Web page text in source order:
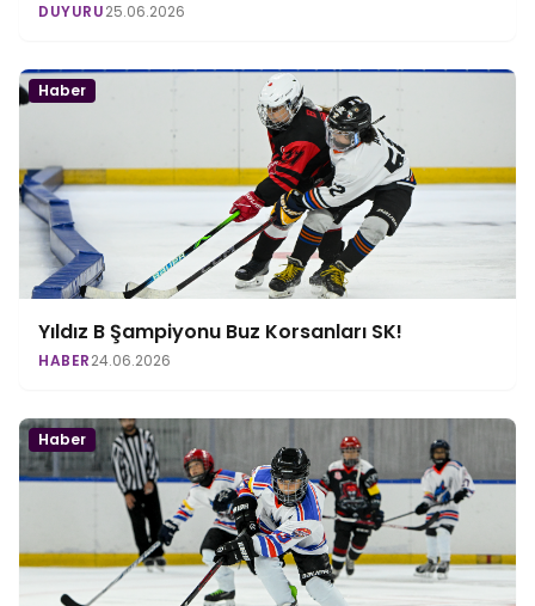
DUYURU25.06.2026
Haber
Yıldız B Şampiyonu Buz Korsanları SK!
HABER24.06.2026
Haber